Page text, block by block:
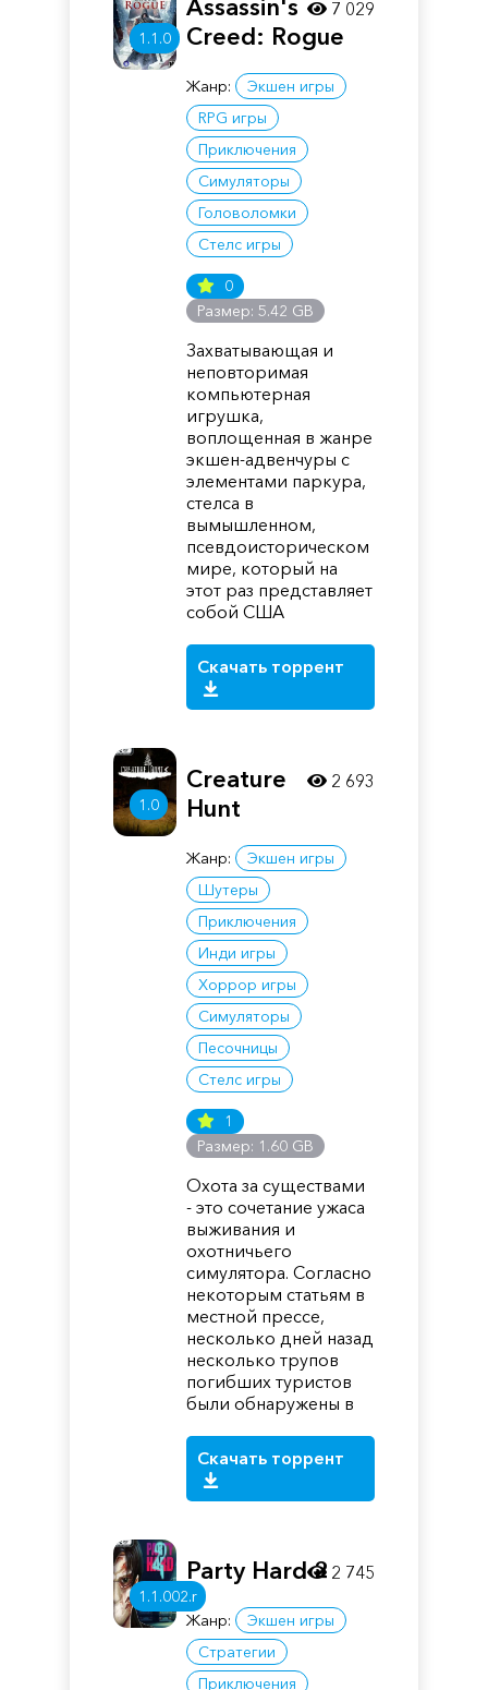
1.1.0
Assassin's
Creed: Rogue
Жанр:
Экшен игры
RPG игры
Приключения
Симуляторы
Головоломки
Стелс игры
0
Размер: 5.42 GB
Захватывающая и
неповторимая
компьютерная
игрушка,
воплощенная в жанре
экшен-адвенчуры с
элементами паркура,
стелса в
вымышленном,
псевдоисторическом
мире, который на
этот раз представляет
собой США
Скачать торрент
7 029
1.0
Creature
Hunt
Жанр:
Экшен игры
Шутеры
Приключения
Инди игры
Хоррор игры
Симуляторы
Песочницы
Стелс игры
1
Размер: 1.60 GB
Охота за существами
- это сочетание ужаса
выживания и
охотничьего
симулятора. Согласно
некоторым статьям в
местной прессе,
несколько дней назад
несколько трупов
погибших туристов
были обнаружены в
Скачать торрент
2 693
1.1.002.r
Party Hard 2
Жанр:
Экшен игры
Стратегии
Приключения
2 745